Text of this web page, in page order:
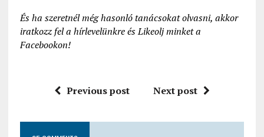
És ha szeretnél még hasonló tanácsokat olvasni, akkor
iratkozz fel a hírlevelünkre és Likeolj minket a
Facebookon!
Previous post Next post